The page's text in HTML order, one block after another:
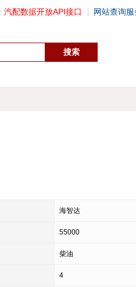
汽配数据开放API接口 网站查询
海智达
55000
柴油
4